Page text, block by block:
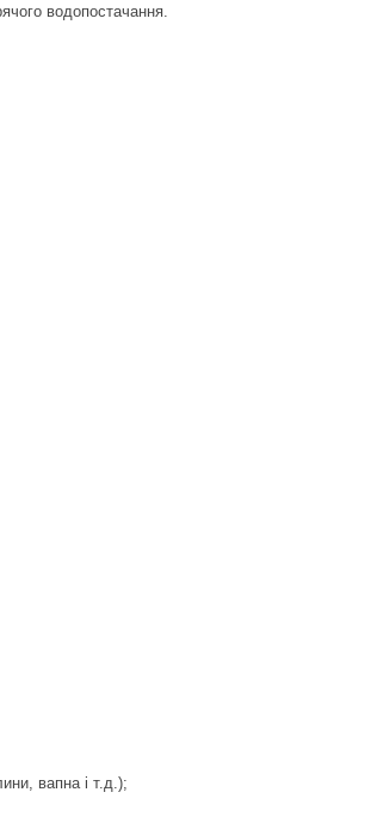
водопостачання.
вапна і т.д.);